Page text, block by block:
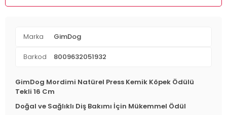
Marka GimDog
Barkod 8009632051932
GimDog Mordimi Natürel Press Kemik Köpek Ödülü
Tekli 16 Cm
Doğal ve Sağlıklı Diş Bakımı İçin Mükemmel Ödül